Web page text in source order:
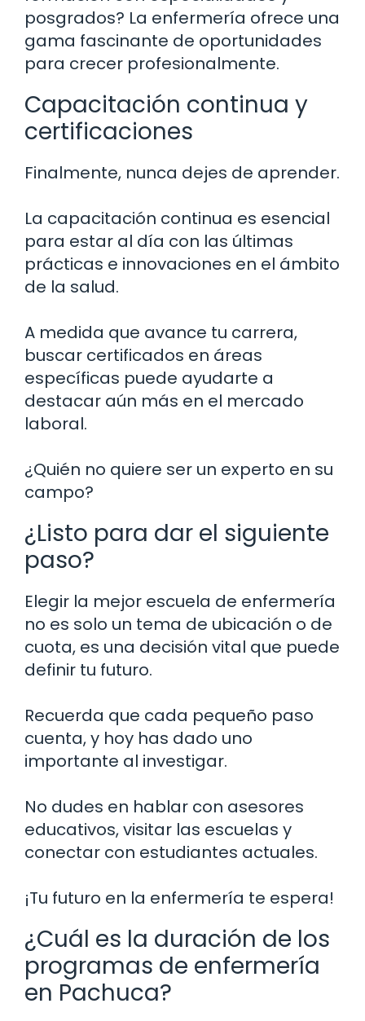
posgrados? La enfermería ofrece una
gama fascinante de oportunidades
para crecer profesionalmente.
Capacitación continua y
certificaciones
Finalmente, nunca dejes de aprender.
La capacitación continua es esencial
para estar al día con las últimas
prácticas e innovaciones en el ámbito
de la salud.
A medida que avance tu carrera,
buscar certificados en áreas
específicas puede ayudarte a
destacar aún más en el mercado
laboral.
¿Quién no quiere ser un experto en su
campo?
¿Listo para dar el siguiente
paso?
Elegir la mejor escuela de enfermería
no es solo un tema de ubicación o de
cuota, es una decisión vital que puede
definir tu futuro.
Recuerda que cada pequeño paso
cuenta, y hoy has dado uno
importante al investigar.
No dudes en hablar con asesores
educativos, visitar las escuelas y
conectar con estudiantes actuales.
¡Tu futuro en la enfermería te espera!
¿Cuál es la duración de los
programas de enfermería
en Pachuca?